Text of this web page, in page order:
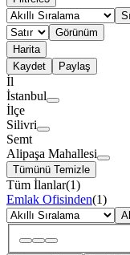
Görünüm
Harita
Kaydet
Paylaş
İl
İstanbul
İlçe
Silivri
Semt
Alipaşa Mahallesi
Tümünü Temizle
Tüm İlanlar(1)
Emlak Ofisinden(1)